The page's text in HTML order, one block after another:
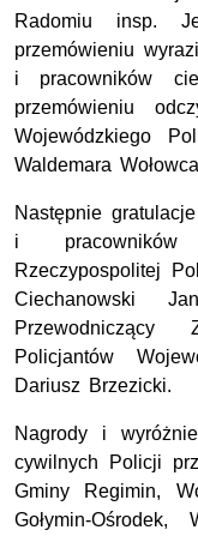
Radomiu insp.
przemówieniu
i pracowników
przemówieniu
Wojewódzkiego
Waldemara
Następnie
i
Rzeczypospolitej
Ciechanowski
Przewodniczący
Policjantów
Dariusz Brzezicki.
Nagrody i
cywilnych Policji
Gminy Regimin,
Gołymin-